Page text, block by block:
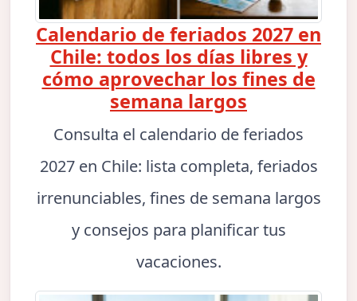
Calendario de feriados 2027 en
Chile: todos los días libres y
cómo aprovechar los fines de
semana largos
Consulta el calendario de feriados
2027 en Chile: lista completa, feriados
irrenunciables, fines de semana largos
y consejos para planificar tus
vacaciones.